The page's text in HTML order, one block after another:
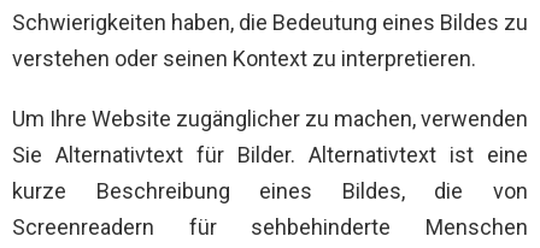
Schwierigkeiten haben, die Bedeutung eines Bildes zu
verstehen oder seinen Kontext zu interpretieren.
Um Ihre Website zugänglicher zu machen, verwenden
Sie Alternativtext für Bilder. Alternativtext ist eine
kurze Beschreibung eines Bildes, die von
Screenreadern für sehbehinderte Menschen